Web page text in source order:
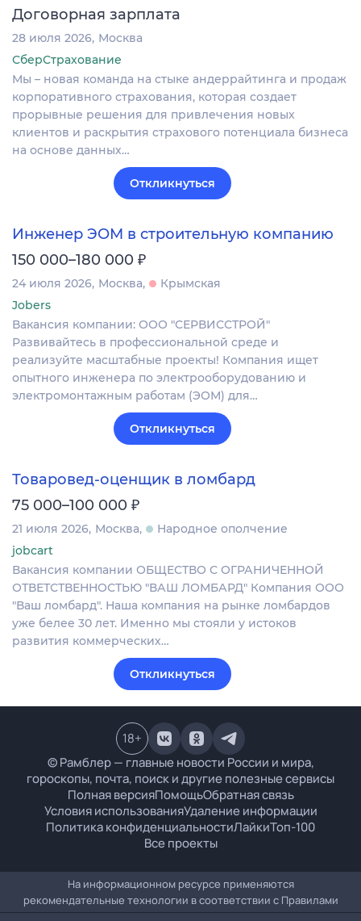
Договорная зарплата
28 июля 2026 Москва
СберСтрахование
Мы – новая команда на стыке андеррайтинга и продаж
корпоративного страхования, которая создает
прорывные решения для привлечения новых
клиентов и раскрытия страхового потенциала бизнеса
на основе данных…
Откликнуться
Инженер ЭОМ в строительную компанию
150 000–180 000 ₽
24 июля 2026 Москва
Крымская
Jobers
Вакансия компании: ООО "СЕРВИССТРОЙ"
Развивайтесь в профессиональной среде и
реализуйте масштабные проекты! Компания ищет
опытного инженера по электрооборудованию и
электромонтажным работам (ЭОМ) для…
Откликнуться
Товаровед-оценщик в ломбард
75 000–100 000 ₽
21 июля 2026 Москва
Народное ополчение
jobcart
Вакансия компании ОБЩЕСТВО С ОГРАНИЧЕННОЙ
ОТВЕТСТВЕННОСТЬЮ "ВАШ ЛОМБАРД" Компания ООО
"Ваш ломбард". Наша компания на рынке ломбардов
уже белее 30 лет. Именно мы стояли у истоков
развития коммерческих…
Откликнуться
© Рамблер — главные новости России и мира,
гороскопы, почта, поиск и другие полезные сервисы
Полная версияПомощьОбратная связь
Условия использованияУдаление информации
Политика конфиденциальностиЛайкиТоп-100
Все проекты
18+
На информационном ресурсе применяются
рекомендательные технологии в соответствии с Правилами